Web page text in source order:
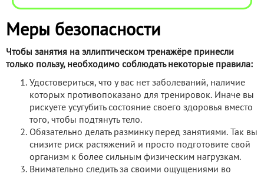
Меры безопасности
Чтобы занятия на эллиптическом тренажёре принесли
только пользу, необходимо соблюдать некоторые правила:
Удостовериться, что у вас нет заболеваний, наличие
которых противопоказано для тренировок. Иначе вы
рискуете усугубить состояние своего здоровья вместо
того, чтобы подтянуть тело.
Обязательно делать разминку перед занятиями. Так вы
снизите риск растяжений и просто подготовите свой
организм к более сильным физическим нагрузкам.
Внимательно следить за своими ощущениями во